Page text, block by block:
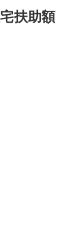
扶助額